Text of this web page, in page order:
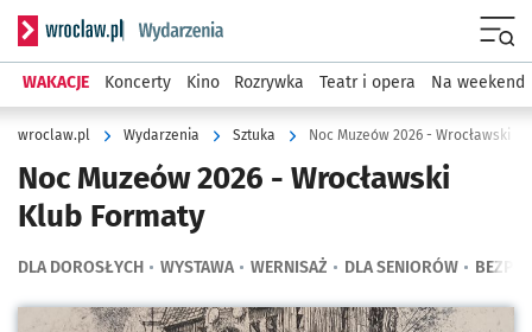
Serwis informacyjny wroclaw.pl podserwis: Wydarzenia
WAKACJE Koncerty Kino Rozrywka Teatr i opera Na weekend
wroclaw.pl Wydarzenia Sztuka Noc Muzeów 2026 - Wrocławski
Noc Muzeów 2026 - Wrocławski
Klub Formaty
DLA DOROSŁYCH WYSTAWA WERNISAŻ DLA SENIORÓW
Kliknij, aby powiększyć